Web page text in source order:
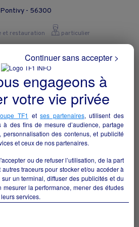
Pontivy - 56300
et restauration particulier
cellule commerciale
Couesnon - 35560
restauration
engageons à
votre vie privée
TF1 etses partenaires, utilisent des
à des fins de mesure d’audience, partage
des contenus, et publicité
et ceux de nos partenaires.
ou de refuser l’utilisation, de la part
traceurs pour stocker et/ou accéder à
un terminal, diffuser des publicités et du
la performance, mener des études
services.
les fonctionnalités liées à la
Continuer sans accepter >